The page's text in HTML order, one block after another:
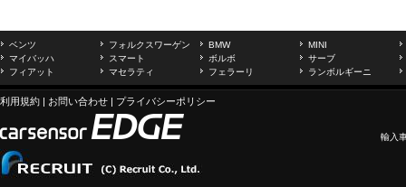
ベンツ フォルクスワーゲン BMW
MINI
マイバッハ
スマート ボルボ
サーブ
フィアット
マセラティ フェラーリ ランボルギーニ
利用規約 | お問い合わせ | プライバシーポリシー
輸入